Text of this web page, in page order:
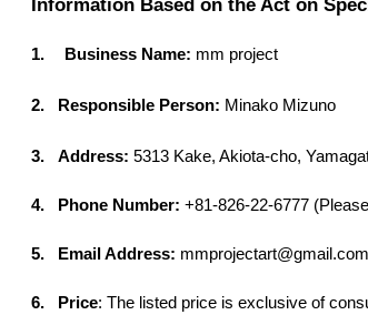
Information Based on the Act on
1. Business Name: mm project
2. Responsible Person: Minako Mizuno
3. Address: 5313 Kake, Akiota-cho,
4. Phone Number: +81-826-22-6777
5. Email Address: mmprojectart@gmail.com
6. Price: The listed price is exclusive of